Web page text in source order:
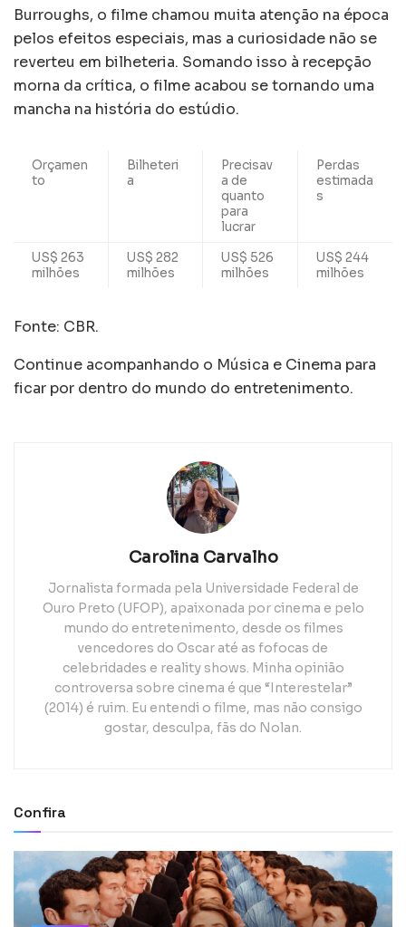
Burroughs, o filme chamou muita atenção na época
pelos efeitos especiais, mas a curiosidade não se
reverteu em bilheteria. Somando isso à recepção
morna da crítica, o filme acabou se tornando uma
mancha na história do estúdio.
Orçamen
to
Bilheteri
a
Precisav
a de
quanto
para
lucrar
Perdas
estimada
s
US$ 263
milhões
US$ 282
milhões
US$ 526
milhões
US$ 244
milhões
Fonte: CBR.
Continue acompanhando o Música e Cinema para
ficar por dentro do mundo do entretenimento.
Carolina Carvalho
Jornalista formada pela Universidade Federal de
Ouro Preto (UFOP), apaixonada por cinema e pelo
mundo do entretenimento, desde os filmes
vencedores do Oscar até as fofocas de
celebridades e reality shows. Minha opinião
controversa sobre cinema é que “Interestelar”
(2014) é ruim. Eu entendi o filme, mas não consigo
gostar, desculpa, fãs do Nolan.
Confira